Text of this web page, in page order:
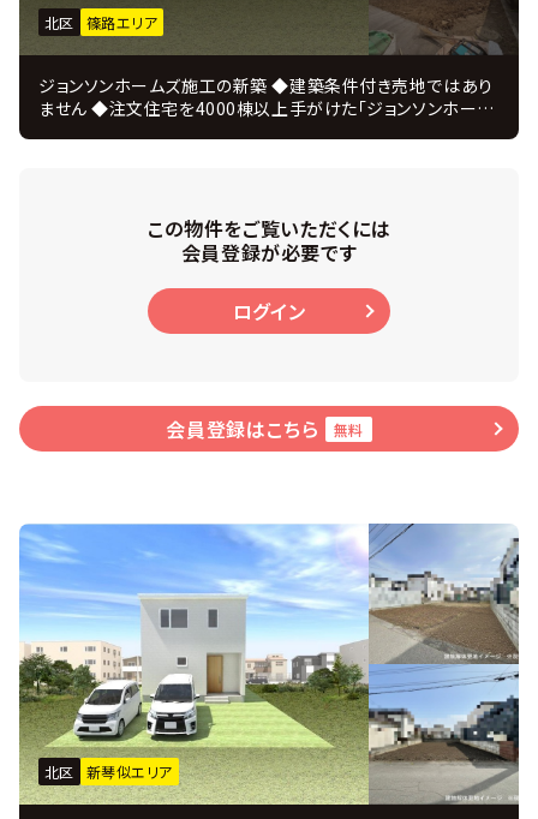
北区 篠路エリア
ジョンソンホームズ施工の新築 ◆建築条件付き売地ではあり
ません ◆注文住宅を4000棟以上手がけた「ジョンソンホーム
な住宅街 ◆間口約10.9ｍとゆとりがある為、駐車もスムーズ
◆周辺が落ち着いた住宅街で、穏やかな住環境 ■物件概要
・ 4ＬＤＫ 延べ床面積107.65㎡ ・ 敷地面積53.99㎡ ・
幅員：北東 公道約8.0ｍ ・ 高断熱のトリプルサッシ ・ カー
テン＆照明付 ・ 主寝室にはウォークインクローク ・ 各居室
この物件をご覧いただくには
会員登録が必要です
ログイン
会員登録はこちら 無料
北区 新琴似エリア